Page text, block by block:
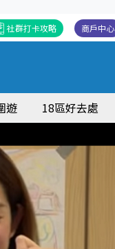
商戶中心
社群打卡攻略
遊 18區好去處